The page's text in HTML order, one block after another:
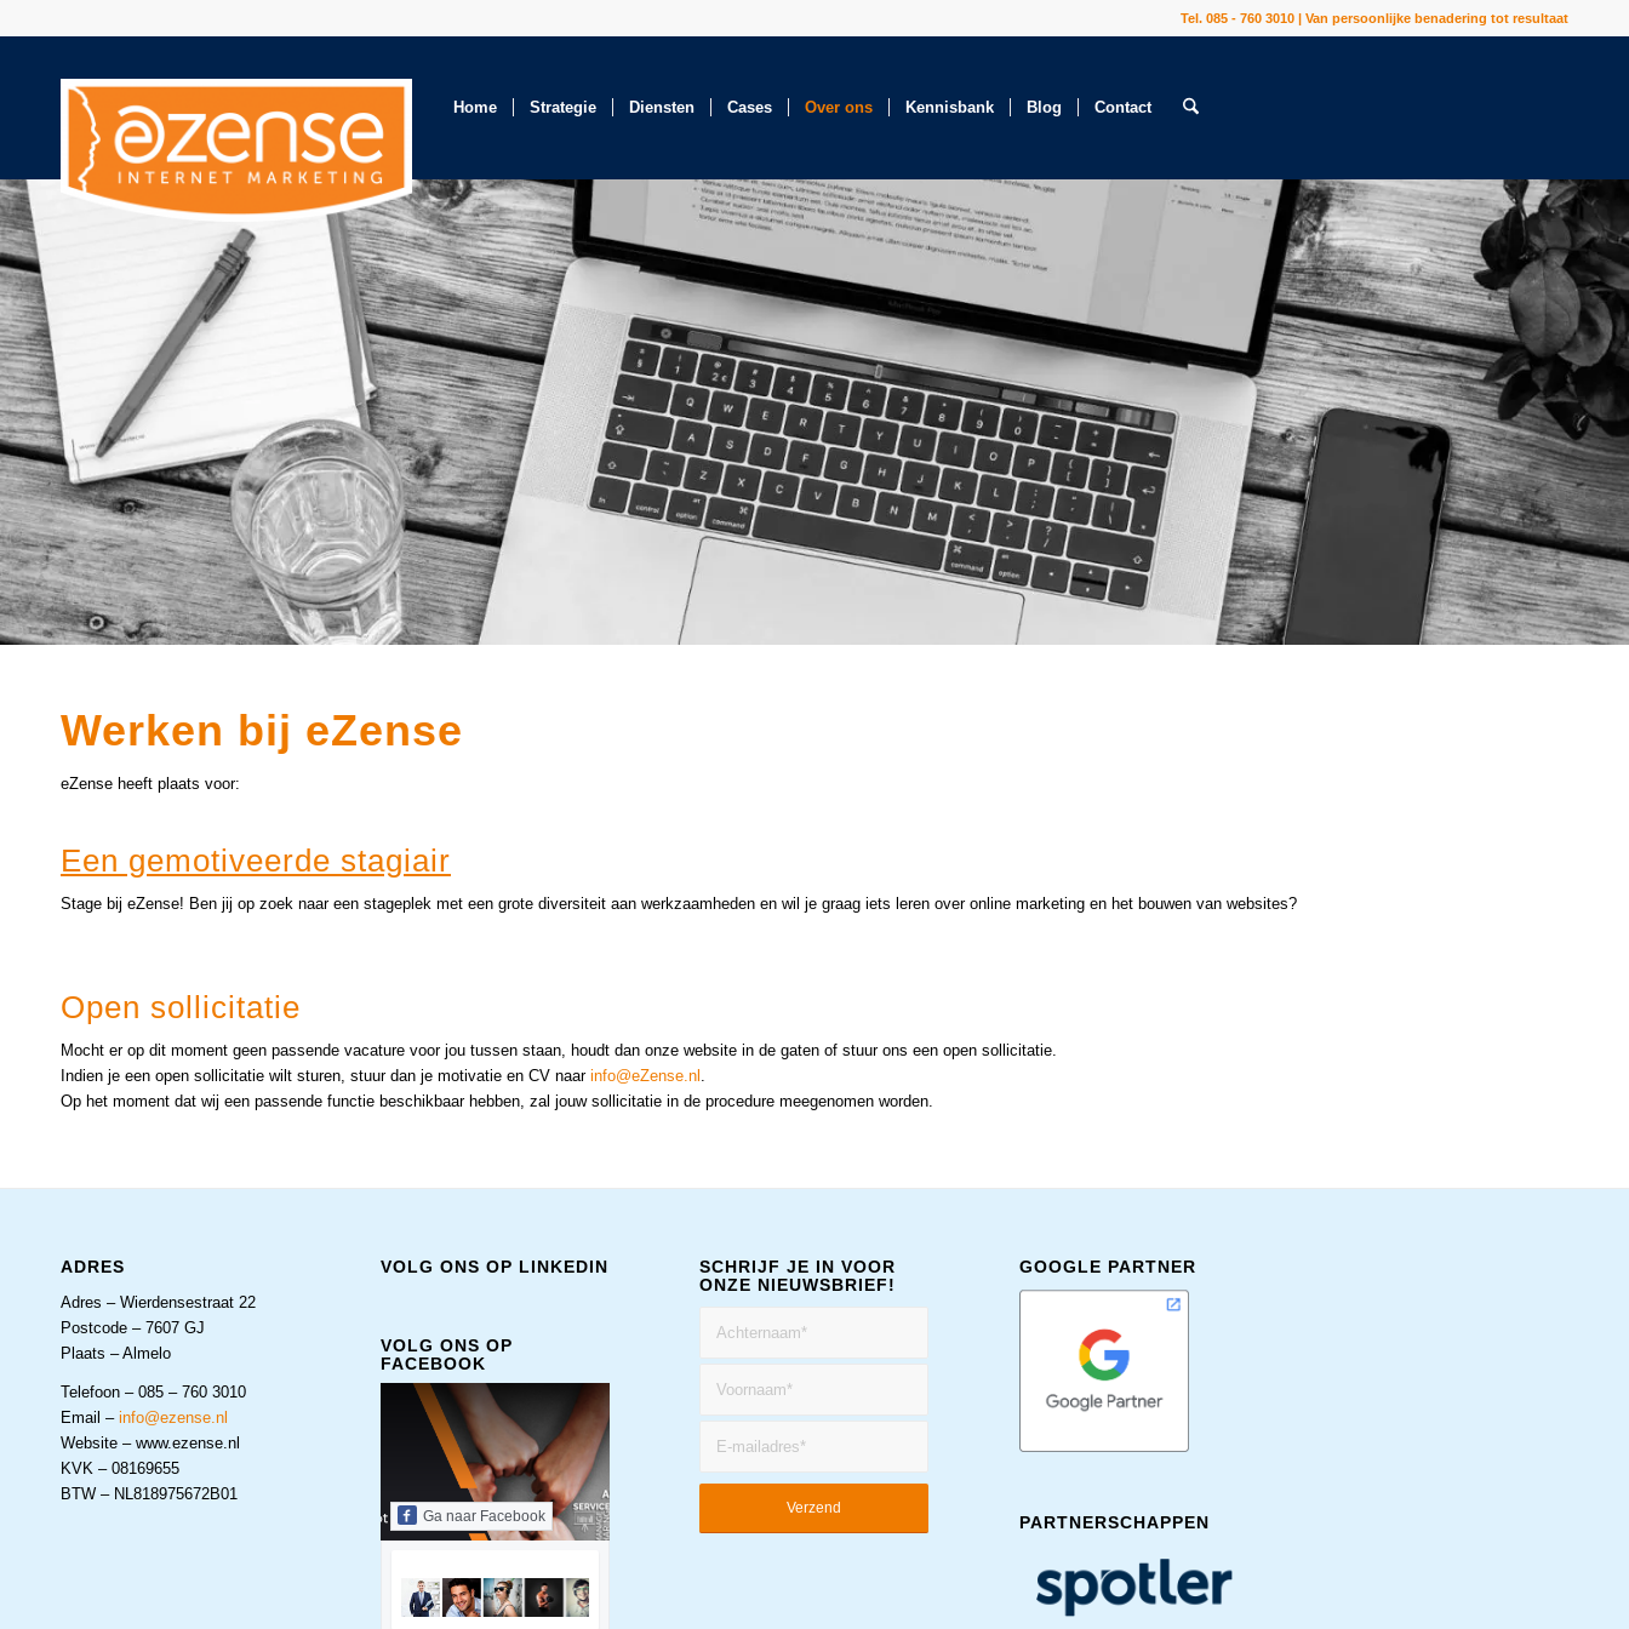
Tel. 085 - 760 3010 | Van persoonlijke benadering tot resultaat
Home Strategie Diensten Cases Over ons Kennisbank Blog Contact
Werken bij eZense
eZense heeft plaats voor:
Een gemotiveerde stagiair
Stage bij eZense! Ben jij op zoek naar een stageplek met een grote diversiteit aan werkzaamheden en wil je graag iets leren over online marketing en het bouwen van websites?
Open sollicitatie
Mocht er op dit moment geen passende vacature voor jou tussen staan, houdt dan onze website in de gaten of stuur ons een open sollicitatie.
Indien je een open sollicitatie wilt sturen, stuur dan je motivatie en CV naar info@eZense.nl .
Op het moment dat wij een passende functie beschikbaar hebben, zal jouw sollicitatie in de procedure meegenomen worden.
ADRES
Adres – Wierdensestraat 22
Postcode – 7607 GJ
Plaats – Almelo
Telefoon – 085 – 760 3010
Email – info@ezense.nl
Website – www.ezense.nl
KVK – 08169655
BTW – NL818975672B01
VOLG ONS OP LINKEDIN
VOLG ONS OP
FACEBOOK
Ga naar Facebook
SCHRIJF JE IN VOOR
ONZE NIEUWSBRIEF!
GOOGLE PARTNER
PARTNERSCHAPPEN